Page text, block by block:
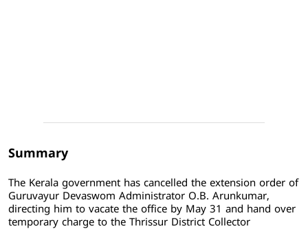
Summary
The Kerala government has cancelled the extension order of
Guruvayur Devaswom Administrator O.B. Arunkumar,
directing him to vacate the office by May 31 and hand over
temporary charge to the Thrissur District Collector